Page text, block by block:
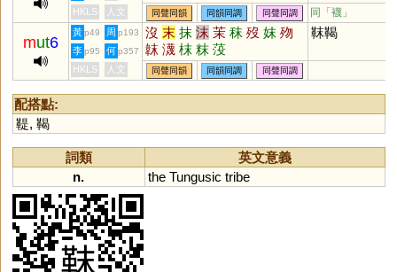
HKLS
人文 同聲同韻 同韻同調 同聲同調 同「襪 」
mut6
黃 p49 周 p193 沒 末 抹 沫 茉 秣 歿 妺 歾
韎 瀎 枺 粖 莈
靺鞨
李 p95 何 p357
HKLS 人文 同聲同韻 同韻同調 同聲同調
配搭點:
鞮, 鞨
詞類
英文意義
n.
the Tungusic tribe